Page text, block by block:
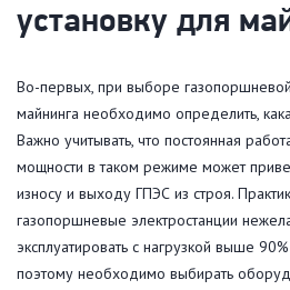
установку для
Во-первых, при выборе
майнинга необходимо определить,
Важно учитывать, что постоянная
мощности в таком режиме может
износу и выходу ГПЭС из строя.
газопоршневые электростанции
эксплуатировать с нагрузкой выше
поэтому необходимо выбирать